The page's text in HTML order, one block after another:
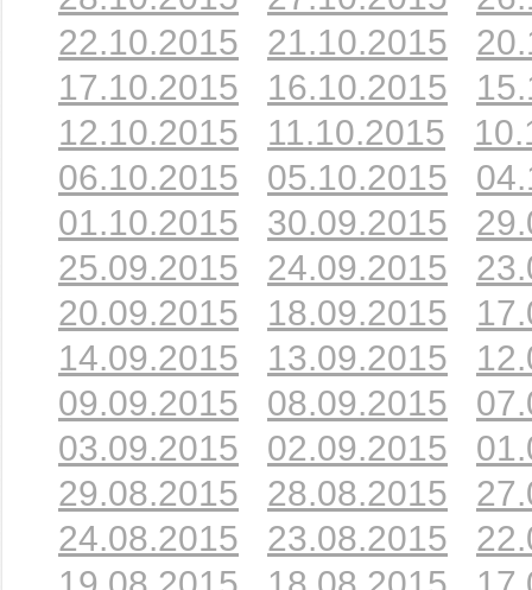
22.10.2015
21.10.2015
17.10.2015
16.10.2015
12.10.2015
11.10.2015
06.10.2015
05.10.2015
01.10.2015
30.09.2015
25.09.2015
24.09.2015
20.09.2015
18.09.2015
14.09.2015
13.09.2015
09.09.2015
08.09.2015
03.09.2015
02.09.2015
29.08.2015
28.08.2015
24.08.2015
23.08.2015